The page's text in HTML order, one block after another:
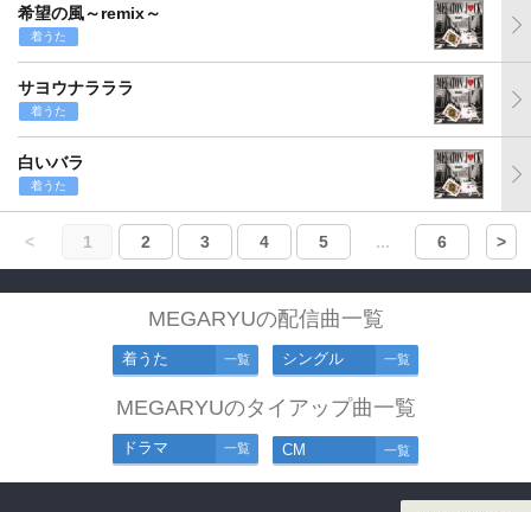
希望の風～remix～
着うた
サヨウナラララ
着うた
白いバラ
着うた
< 1 2 3 4 5 ... 6 >
MEGARYUの配信曲一覧
着うた 一覧 シングル 一覧
MEGARYUのタイアップ曲一覧
ドラマ 一覧 CM 一覧